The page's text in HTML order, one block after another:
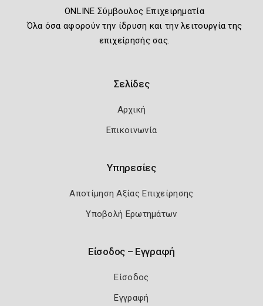
ONLINE Σύμβουλος Επιχειρηματία
Όλα όσα αφορούν την ίδρυση και την λειτουργία της
επιχείρησής σας.
Σελίδες
Αρχική
Επικοινωνία
Υπηρεσίες
Αποτίμηση Αξίας Επιχείρησης
Υποβολή Ερωτημάτων
Είσοδος – Εγγραφή
Είσοδος
Εγγραφή